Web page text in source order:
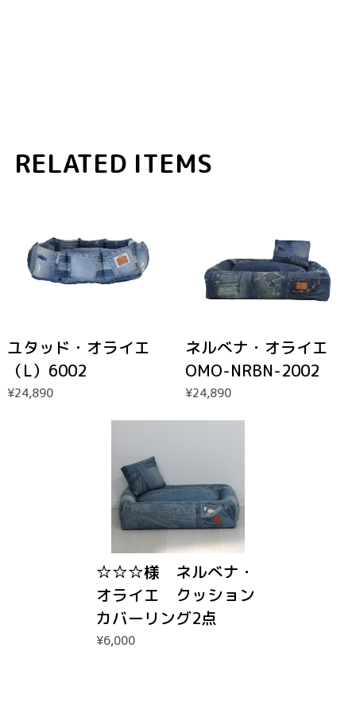
RELATED ITEMS
ユタッド・オライエ
（L）6002
¥24,890
ネルべナ・オライエ
OMO-NRBN-2002
¥24,890
☆☆☆様 ネルべナ・
オライエ クッション
カバーリング2点
¥6,000